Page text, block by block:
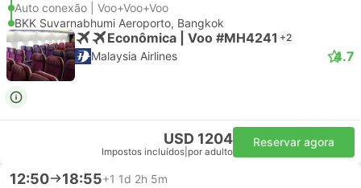
Auto conexão | Voo+Voo+Voo
BKK Suvarnabhumi Aeroporto, Bangkok
Econômica | Voo #MH4241 +2
Malaysia Airlines 4.7
USD 1204
Impostos incluídos por adulto
Reservar agora
12:50 18:55+1 1d 2h 5m